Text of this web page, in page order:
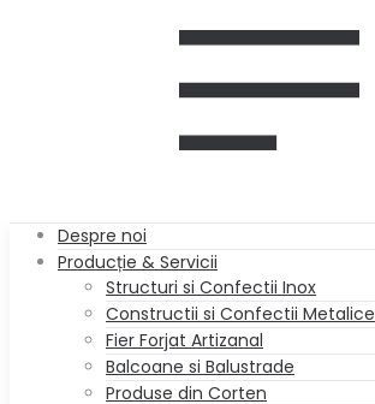
Despre noi
Producție & Servicii
Structuri si Confectii Inox
Constructii si Confectii Metalice
Fier Forjat Artizanal
Balcoane si Balustrade
Produse din Corten